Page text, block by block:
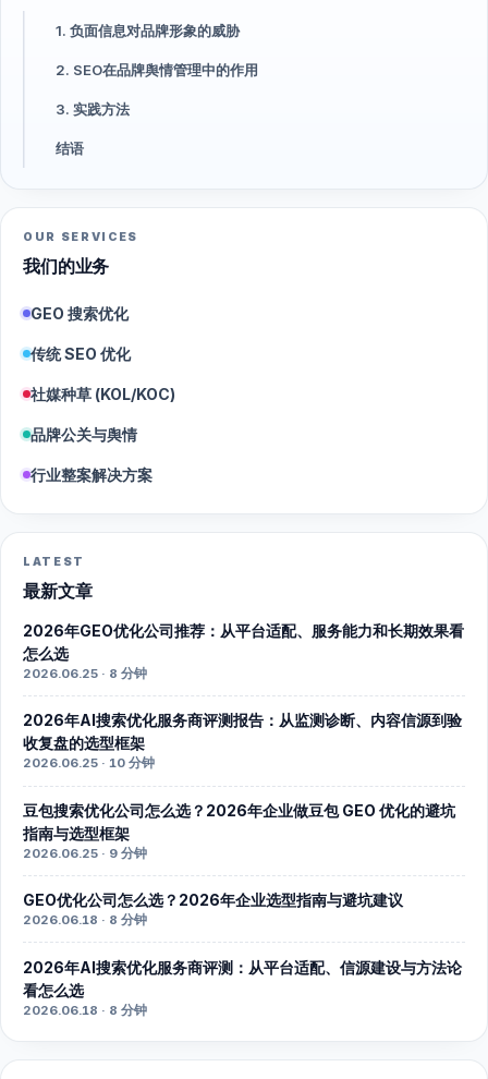
1. 负面信息对品牌形象的威胁
2. SEO在品牌舆情管理中的作用
3. 实践方法
结语
OUR SERVICES
我们的业务
GEO 搜索优化
传统 SEO 优化
社媒种草 (KOL/KOC)
品牌公关与舆情
行业整案解决方案
LATEST
最新文章
2026年GEO优化公司推荐：从平台适配、服务能力和长期效果看
怎么选
2026.06.25 · 8 分钟
2026年AI搜索优化服务商评测报告：从监测诊断、内容信源到验
收复盘的选型框架
2026.06.25 · 10 分钟
豆包搜索优化公司怎么选？2026年企业做豆包 GEO 优化的避坑
指南与选型框架
2026.06.25 · 9 分钟
GEO优化公司怎么选？2026年企业选型指南与避坑建议
2026.06.18 · 8 分钟
2026年AI搜索优化服务商评测：从平台适配、信源建设与方法论
看怎么选
2026.06.18 · 8 分钟